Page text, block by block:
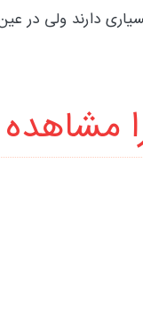
دارند ولی در